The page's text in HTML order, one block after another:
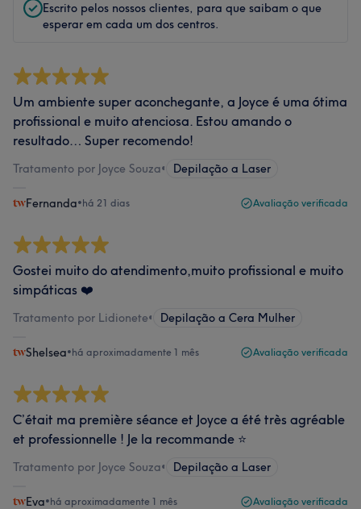
Escrito pelos nossos clientes, para que saibam o que
esperar em cada um dos centros.
Um ambiente super aconchegante, a Joyce é uma ótima
profissional e muito atenciosa. Estou amando o
resultado… Super recomendo!
Tratamento por Joyce Souza• Depilação a Laser
Fernanda•há 21 dias Avaliação verificada
Gostei muito do atendimento,muito profissional e muito
simpáticas ❤️
Tratamento por Lidionete• Depilação a Cera Mulher
Shelsea•há aproximadamente 1 mês Avaliação verificada
C’était ma première séance et Joyce a été très agréable
et professionnelle ! Je la recommande ⭐️
Tratamento por Joyce Souza• Depilação a Laser
Eva•há aproximadamente 1 mês Avaliação verificada